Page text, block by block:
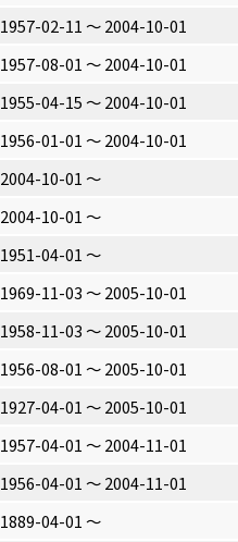
1957-02-11 〜 2004-10-01
1957-08-01 〜 2004-10-01
1955-04-15 〜 2004-10-01
1956-01-01 〜 2004-10-01
2004-10-01 〜
2004-10-01 〜
1951-04-01 〜
1969-11-03 〜 2005-10-01
1958-11-03 〜 2005-10-01
1956-08-01 〜 2005-10-01
1927-04-01 〜 2005-10-01
1957-04-01 〜 2004-11-01
1956-04-01 〜 2004-11-01
1889-04-01 〜